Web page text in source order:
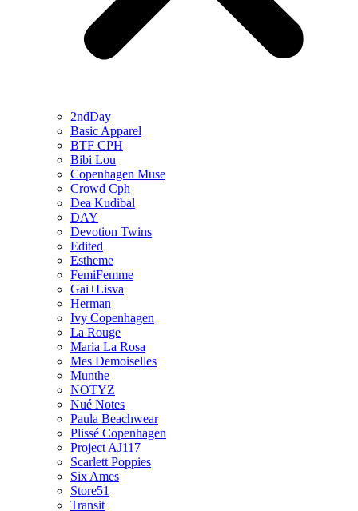
2ndDay
Basic Apparel
BTF CPH
Bibi Lou
Copenhagen Muse
Crowd Cph
Dea Kudibal
DAY
Devotion Twins
Edited
Estheme
FemiFemme
Gai+Lisva
Herman
Ivy Copenhagen
La Rouge
Maria La Rosa
Mes Demoiselles
Munthe
NOTYZ
Nué Notes
Paula Beachwear
Plissé Copenhagen
Project AJ117
Scarlett Poppies
Six Ames
Store51
Transit